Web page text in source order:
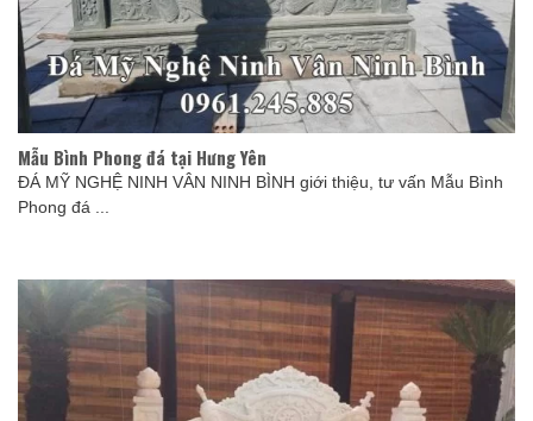
Mẫu Bình Phong đá tại Hưng Yên
ĐÁ MỸ NGHỆ NINH VÂN NINH BÌNH giới thiệu, tư vấn Mẫu Bình
Phong đá ...